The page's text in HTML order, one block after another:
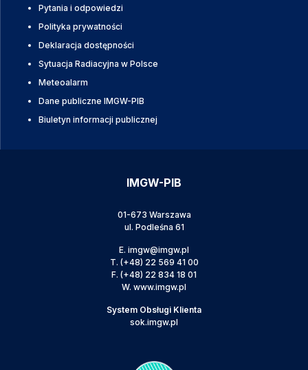
Pytania i odpowiedzi
Polityka prywatności
Deklaracja dostępności
Sytuacja Radiacyjna w Polsce
Meteoalarm
Dane publiczne IMGW-PIB
Biuletyn informacji publicznej
IMGW-PIB
01-673 Warszawa
ul. Podleśna 61
E. imgw@imgw.pl
T. (+48) 22 569 41 00
F. (+48) 22 834 18 01
W. www.imgw.pl
System Obsługi Klienta
sok.imgw.pl